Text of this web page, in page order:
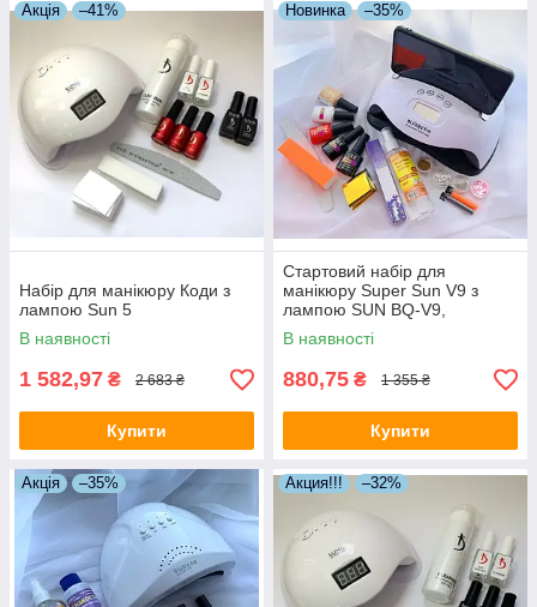
Акція –41%
Набір для манікюру Коди з
лампою Sun 5
В наявності
1 582,97 ₴ 2 683 ₴
Купити
Новинка –35%
Стартовий набір для
манікюру Super Sun V9 з
лампою SUN BQ-V9,
матеріалами та декором.
В наявності
880,75 ₴ 1 355 ₴
Купити
Акція –35% Акция!!! –32%